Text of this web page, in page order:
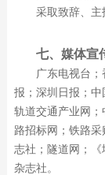
采取致辞、主
七、媒体宣
广东电视台
报；深圳日报；
轨道交通产业网
路招标网；铁路
志社；隧道网；《
杂志社。